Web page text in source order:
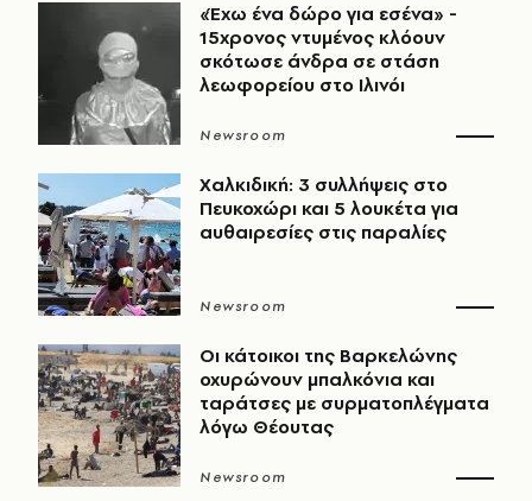
«Έχω ένα δώρο για εσένα» -
15χρονος ντυμένος κλόουν
σκότωσε άνδρα σε στάση
λεωφορείου στο Ιλινόι
Newsroom
Χαλκιδική: 3 συλλήψεις στο
Πευκοχώρι και 5 λουκέτα για
αυθαιρεσίες στις παραλίες
Newsroom
Οι κάτοικοι της Βαρκελώνης
οχυρώνουν μπαλκόνια και
ταράτσες με συρματοπλέγματα
λόγω Θέουτας
Newsroom